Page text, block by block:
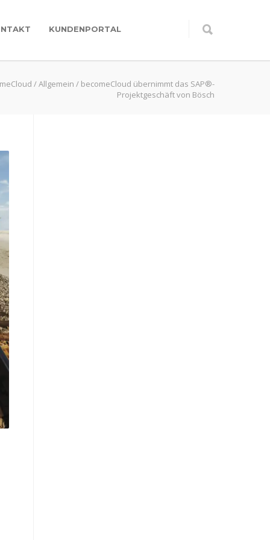
KUNDENPORTAL
/Allgemein / becomeCloud übernimmt das SAP®-
Projektgeschäft von Bösch